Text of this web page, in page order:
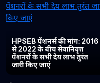
HPSEB पेंशनर्स की मांग: 2016
से 2022 के बीच सेवानिवृत्त
पेंशनरों के सभी देय लाभ तुरंत
जारी किए जाएं